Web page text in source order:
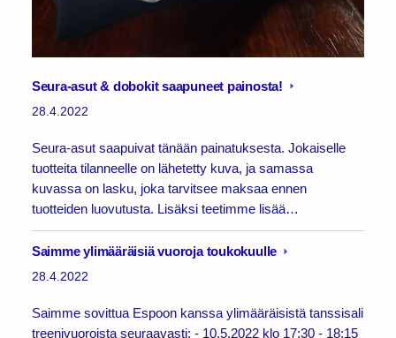
Seura-asut & dobokit saapuneet painosta!
28.4.2022
Seura-asut saapuivat tänään painatuksesta. Jokaiselle
tuotteita tilanneelle on lähetetty kuva, ja samassa
kuvassa on lasku, joka tarvitsee maksaa ennen
tuotteiden luovutusta. Lisäksi teetimme lisää…
Saimme ylimääräisiä vuoroja toukokuulle
28.4.2022
Saimme sovittua Espoon kanssa ylimääräisistä tanssisali
treenivuoroista seuraavasti: - 10.5.2022 klo 17:30 - 18:15